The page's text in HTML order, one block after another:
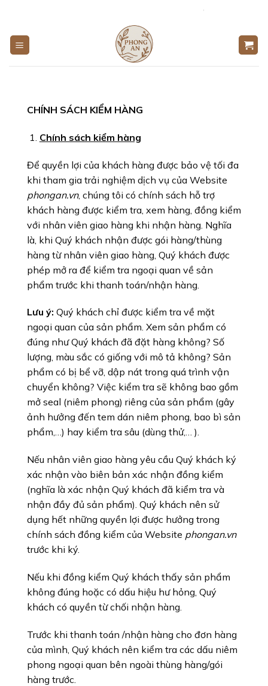
nội
dung
Chào mừng bạn
CHÍNH SÁCH KIỂM HÀNG
Chính sách kiểm hàng
Để quyền lợi của khách hàng được bảo vệ tối đa
khi tham gia trải nghiệm dịch vụ của Website
phongan.vn, chúng tôi có chính sách hỗ trợ
khách hàng được kiểm tra, xem hàng, đồng kiểm
với nhân viên giao hàng khi nhận hàng. Nghĩa
là, khi Quý khách nhận được gói hàng/thùng
hàng từ nhân viên giao hàng, Quý khách được
phép mở ra để kiểm tra ngoại quan về sản
phẩm trước khi thanh toán/nhận hàng.
Lưu ý: Quý khách chỉ được kiểm tra về mặt
ngoại quan của sản phẩm. Xem sản phẩm có
đúng như Quý khách đã đặt hàng không? Số
lượng, màu sắc có giống với mô tả không? Sản
phẩm có bị bể vỡ, dập nát trong quá trình vận
chuyển không? Việc kiểm tra sẽ không bao gồm
mở seal (niêm phong) riêng của sản phẩm (gây
ảnh hưởng đến tem dán niêm phong, bao bì sản
phẩm,…) hay kiểm tra sâu (dùng thử,… ).
Nếu nhân viên giao hàng yêu cầu Quý khách ký
xác nhận vào biên bản xác nhận đồng kiểm
(nghĩa là xác nhận Quý khách đã kiểm tra và
nhận đầy đủ sản phẩm). Quý khách nên sử
dụng hết những quyền lợi được hưởng trong
chính sách đồng kiểm của Website phongan.vn
trước khi ký.
Nếu khi đồng kiểm Quý khách thấy sản phẩm
không đúng hoặc có dấu hiệu hư hỏng, Quý
khách có quyền từ chối nhận hàng.
Trước khi thanh toán /nhận hàng cho đơn hàng
của mình, Quý khách nên kiểm tra các dấu niêm
phong ngoại quan bên ngoài thùng hàng/gói
hàng trước.